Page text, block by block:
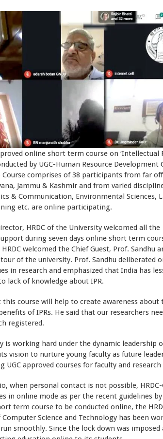
online short term course on ‘Intellectual
by UGC-Human Resource Development
comprises of 38 participants from far
Jammu & Kashmir and from varied
& Communication, Environmental Sciences,
etc. are online participating.
HRDC of the University welcomed all the
during seven days online short term
welcomed the Chief Guest, Prof. Sandhu
of the university. Prof. Sandhu deliberated
in research and emphasized that India has
lack of knowledge about IPR.
will help to create awareness about
of IPRs. He said that our researchers
registered.
hard under the dynamic leadership
vision to nurture young faculty as future
UGC approved courses for faculty and research
personal contact is not possible, HRDC-
in online mode as per the recent guidelines by
term course to be conducted online, the
Science and Technology has been
smoothly. Since the lock down was imposed